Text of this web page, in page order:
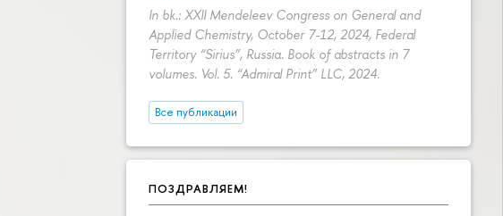
In bk.: XXII Mendeleev Congress on General and
Applied Chemistry, October 7-12, 2024, Federal
Territory “Sirius”, Russia. Book of abstracts in 7
volumes. Vol. 5. “Admiral Print” LLC, 2024.
се публикации
ПОЗДРАВЛЯЕМ!